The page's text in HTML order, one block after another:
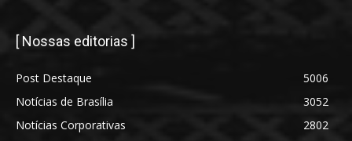
[ Nossas editorias ]
Post Destaque
5006
Notícias de Brasília
3052
Notícias Corporativas
2802